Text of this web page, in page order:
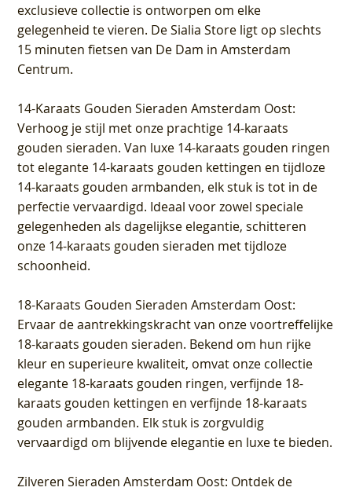
exclusieve collectie is ontworpen om elke
gelegenheid te vieren. De Sialia Store ligt op slechts
15 minuten fietsen van De Dam in Amsterdam
Centrum.
14-Karaats Gouden Sieraden Amsterdam Oost:
Verhoog je stijl met onze prachtige 14-karaats
gouden sieraden. Van luxe 14-karaats gouden ringen
tot elegante 14-karaats gouden kettingen en tijdloze
14-karaats gouden armbanden, elk stuk is tot in de
perfectie vervaardigd. Ideaal voor zowel speciale
gelegenheden als dagelijkse elegantie, schitteren
onze 14-karaats gouden sieraden met tijdloze
schoonheid.
18-Karaats Gouden Sieraden Amsterdam Oost:
Ervaar de aantrekkingskracht van onze voortreffelijke
18-karaats gouden sieraden. Bekend om hun rijke
kleur en superieure kwaliteit, omvat onze collectie
elegante 18-karaats gouden ringen, verfijnde 18-
karaats gouden kettingen en verfijnde 18-karaats
gouden armbanden. Elk stuk is zorgvuldig
vervaardigd om blijvende elegantie en luxe te bieden.
Zilveren Sieraden Amsterdam Oost: Ontdek de